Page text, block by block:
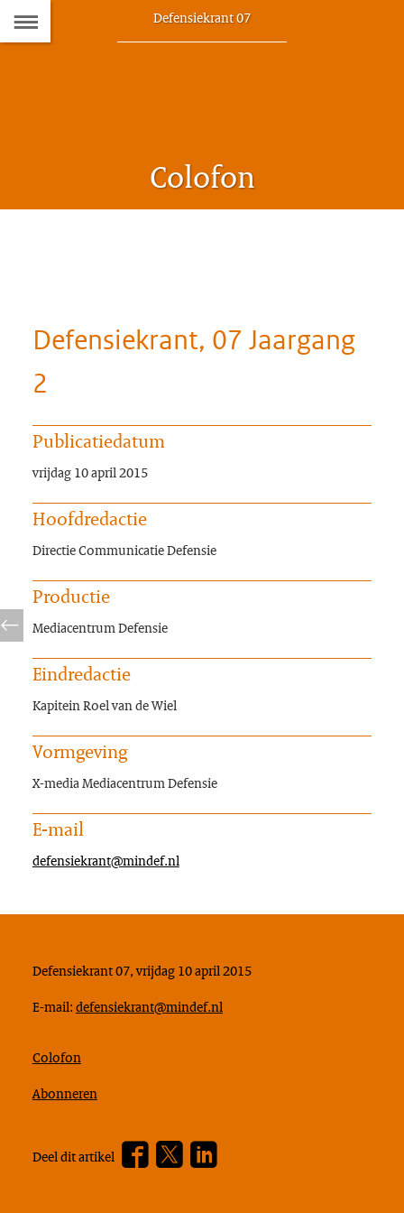
Dit
artikel
Defensiekrant 07
Colofon
Defensiekrant, 07 Jaargang
2
Publicatiedatum
vrijdag 10 april 2015
Hoofdredactie
Directie Communicatie Defensie
Productie
Mediacentrum Defensie
Eindredactie
Kapitein Roel van de Wiel
Vormgeving
X-media Mediacentrum Defensie
E-mail
defensiekrant@mindef.nl
Defensiekrant 07, vrijdag 10 april 2015
E-mail: defensiekrant@mindef.nl
Colofon
Abonneren
Deel dit artikel
Facebook
Twitter???
footer.linkedin.label???
de